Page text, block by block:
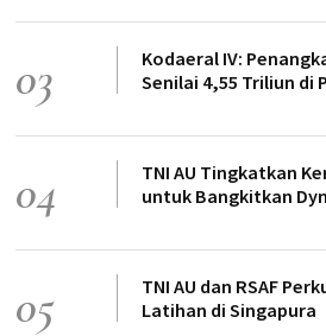
03
Kodaeral IV:
Senilai 4,55 Triliun di
04
TNI AU Tingkatkan
untuk Bangkitkan
05
TNI AU dan RSAF
Latihan di Singapura